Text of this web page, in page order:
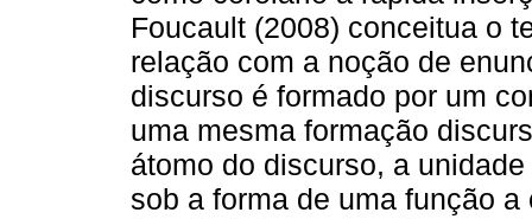
Foucault (2008) conceitua o
relação com a noção de
discurso é formado por um
uma mesma formação
átomo do discurso, a
sob a forma de uma função